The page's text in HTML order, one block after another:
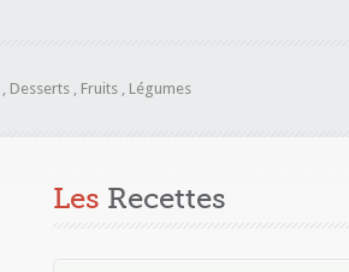
Desserts Fruits Légumes
Les Recettes